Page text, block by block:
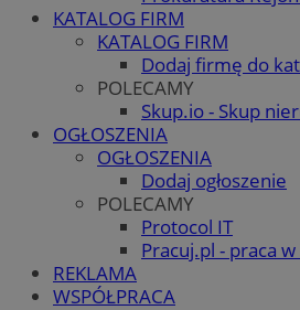
KATALOG FIRM
KATALOG FIRM
Dodaj firmę do
POLECAMY
Skup.io - Skup
OGŁOSZENIA
OGŁOSZENIA
Dodaj ogłoszenie
POLECAMY
Protocol IT
Pracuj.pl - praca
REKLAMA
WSPÓŁPRACA